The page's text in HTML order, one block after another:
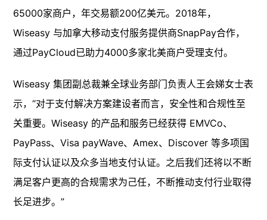
65000家商户，年交易额200亿美元。2018年，
Wiseasy 与加拿大移动支付服务提供商SnapPay合作，
通过PayCloud已助力4000多家北美商户受理支付。
Wiseasy 集团副总裁兼全球业务部门负责人王会娣女士表
示，“对于支付解决方案建设者而言，安全性和合规性至
关重要。Wiseasy 的产品和服务已经获得 EMVCo、
PayPass、Visa payWave、Amex、Discover 等多项国
际支付认证以及众多当地支付认证。之后我们还将以不断
满足客户更高的合规需求为己任，不断推动支付行业取得
长足进步。”